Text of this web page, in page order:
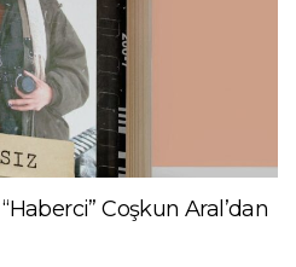
Coşkun Aral’dan